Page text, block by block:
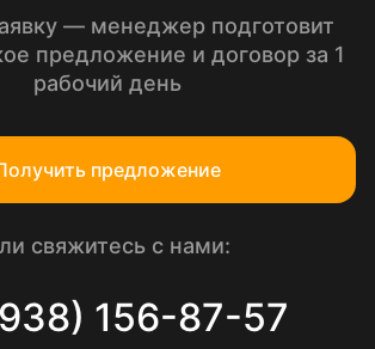
— менеджер подготовит
предложение и договор за 1
рабочий день
предложение
свяжитесь с нами:
156-87-57